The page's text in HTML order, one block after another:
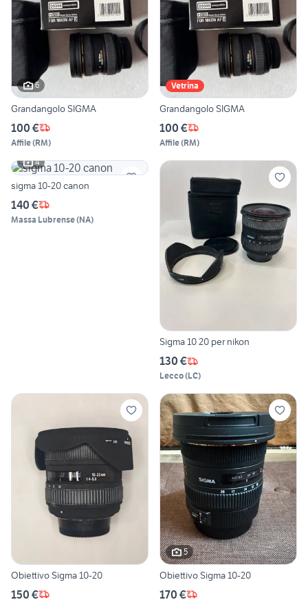
6
Grandangolo SIGMA
100 €
Affile(RM)
Vetrina
Grandangolo SIGMA
100 €
Affile(RM)
4
sigma 10-20 canon
140 €
Massa Lubrense(NA)
Sigma 10 20 per nikon
130 €
Lecco(LC)
Obiettivo Sigma 10-20
150 €
5
Obiettivo Sigma 10-20
170 €